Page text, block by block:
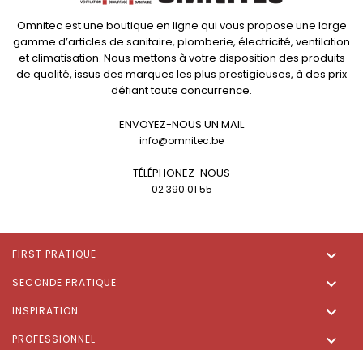
Omnitec est une boutique en ligne qui vous propose une large
gamme d’articles de sanitaire, plomberie, électricité, ventilation
et climatisation. Nous mettons à votre disposition des produits
de qualité, issus des marques les plus prestigieuses, à des prix
défiant toute concurrence.
ENVOYEZ-NOUS UN MAIL
info@omnitec.be
TÉLÉPHONEZ-NOUS
02 390 01 55
FIRST PRATIQUE 
SECONDE PRATIQUE 
INSPIRATION 
PROFESSIONNEL 